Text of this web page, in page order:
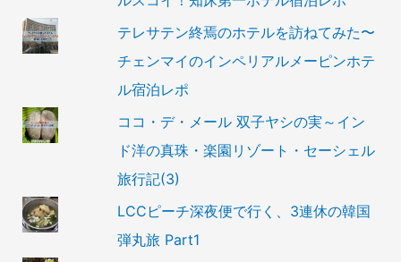
テレサテン終焉のホテルを訪ねてみた〜
チェンマイのインペリアルメーピンホテ
ル宿泊レポ
ココ・デ・メール 双子ヤシの実～イン
ド洋の真珠・楽園リゾート・セーシェル
旅行記(3)
LCCピーチ深夜便で行く、3連休の韓国
弾丸旅 Part1